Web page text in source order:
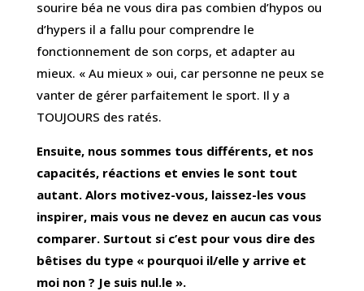
sourire béa ne vous dira pas combien d’hypos ou
d’hypers il a fallu pour comprendre le
fonctionnement de son corps, et adapter au
mieux. « Au mieux » oui, car personne ne peux se
vanter de gérer parfaitement le sport. Il y a
TOUJOURS des ratés.
Ensuite, nous sommes tous différents, et nos
capacités, réactions et envies le sont tout
autant. Alors motivez-vous, laissez-les vous
inspirer, mais vous ne devez en aucun cas vous
comparer. Surtout si c’est pour vous dire des
bêtises du type « pourquoi il/elle y arrive et
moi non ? Je suis nul.le ».